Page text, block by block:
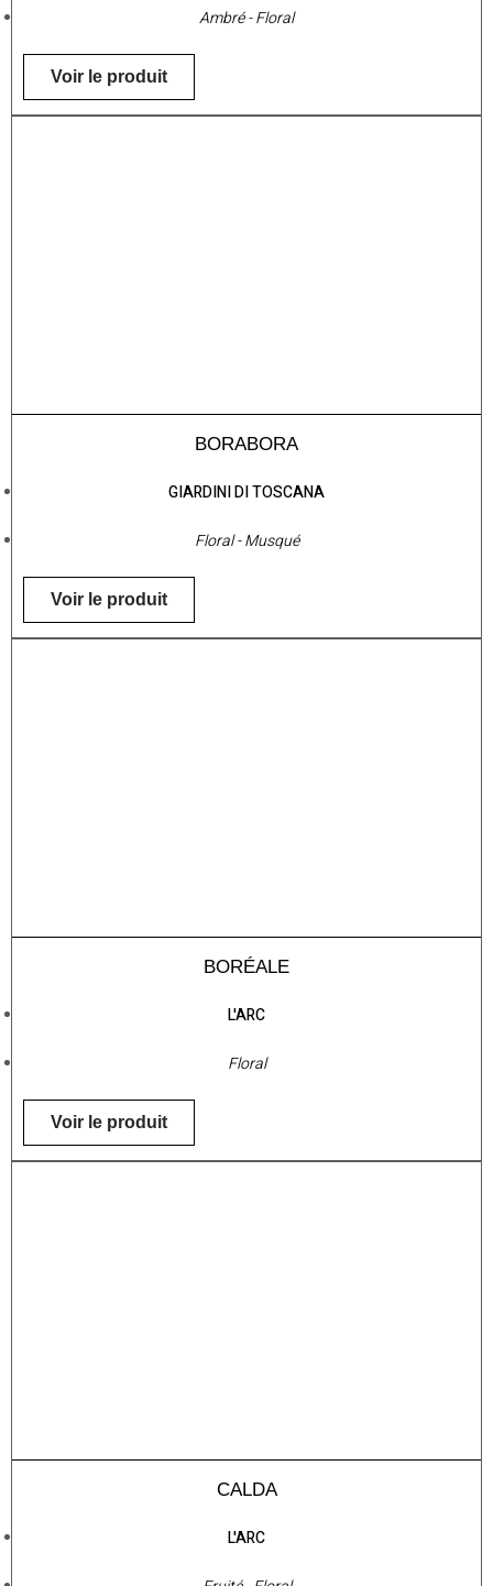
Ambré - Floral
Voir le produit
BORABORA
GIARDINI DI TOSCANA
Floral - Musqué
Voir le produit
BORÉALE
L'ARC
Floral
Voir le produit
CALDA
L'ARC